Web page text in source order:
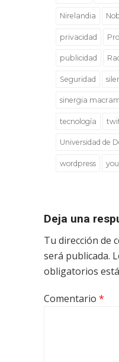
Nirelandia
privacidad
publicidad
Seguridad
sinergia
tecnología
Universidad de
wordpress
Deja una
Tu dirección de
será publicada.
obligatorios
Comentario *